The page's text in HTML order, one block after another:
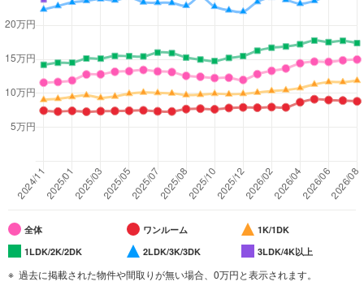
全体 ワンルーム
1K/1DK
1LDK/2K/2DK
2LDK/3K/3DK 3LDK/4K以上
過去に掲載された物件や間取りが無い場合、0万円と表示されます。